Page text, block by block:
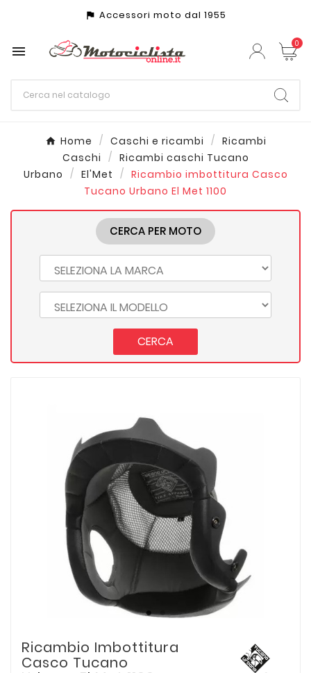
assistant_photo Accessori moto dal 1955
 0
Home Caschi e ricambi
Ricambi
Caschi
Ricambi caschi Tucano
Urbano
El'Met
Ricambio imbottitura Casco
Tucano Urbano El Met 1100
CERCA PER MOTO
CERCA
Ricambio Imbottitura
Casco Tucano